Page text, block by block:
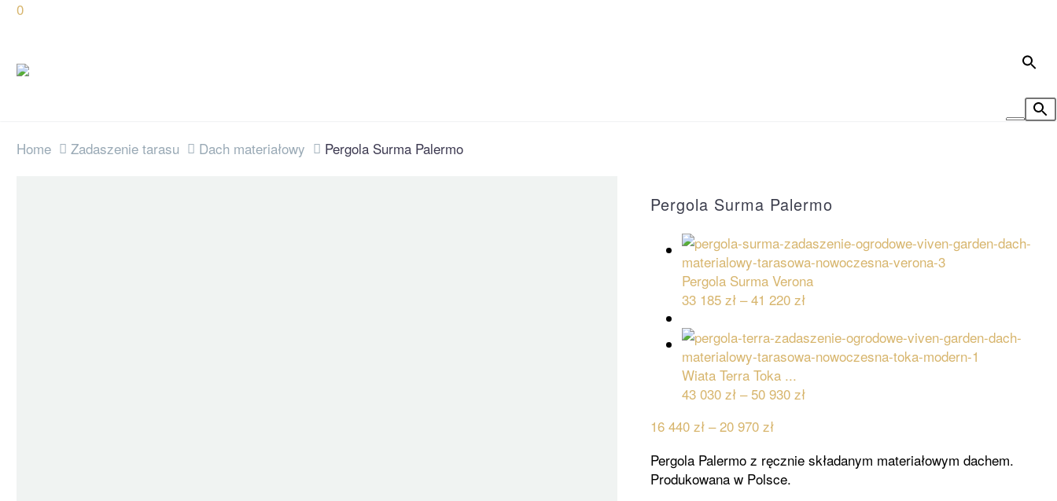
0
Home Zadaszenie tarasu Dach materiałowy Pergola Surma Palermo
Pergola Surma Palermo
Pergola Surma Verona
33 185zł – 41 220zł
Wiata Terra Toka ...
43 030zł – 50 930zł
16 440zł – 20 970zł
Pergola Palermo z ręcznie składanym materiałowym dachem.
Produkowana w Polsce.